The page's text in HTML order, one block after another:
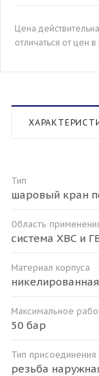
Цена
отличаться от цен
Тип
шаровый кран
Область
система ХВС и
Материал корпуса
Максимальное
50 бар
Тип присоединения
резьба